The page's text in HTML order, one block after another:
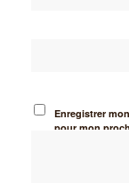
Enregistrer
pour mon